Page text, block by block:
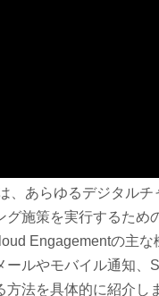
、あらゆるデジタルチ
施策を実行するため
Engagementの主な
ールやモバイル通知、
法を具体的に紹介し